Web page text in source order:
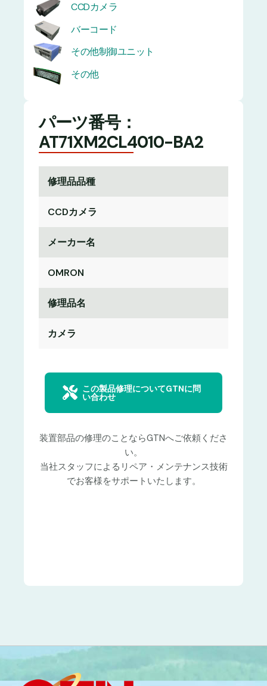
CCDカメラ
バーコード
その他制御ユニット
その他
パーツ番号：
AT71XM2CL4010-BA2
修理品品種
CCDカメラ
メーカー名
OMRON
修理品名
カメラ
この製品修理についてGTNに問
い合わせ
装置部品の修理のことならGTNへご依頼くださ
い。
当社スタッフによるリペア・メンテナンス技術
でお客様をサポートいたします。